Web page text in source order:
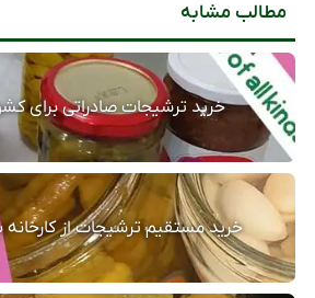
مطالب مشابه
خرید ترشیجات صادراتی برای
خرید مستقیم ترشیجات از